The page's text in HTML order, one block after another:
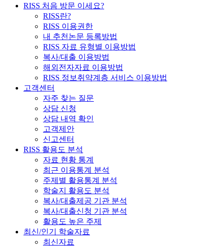
RISS 처음 방문 이세요?
RISS란?
RISS 이용권한
내 추천논문 등록방법
RISS 자료 유형별 이용방법
복사/대출 이용방법
해외전자자료 이용방법
RISS 정보취약계층 서비스 이용방법
고객센터
자주 찾는 질문
상담 신청
상담 내역 확인
고객제안
신고센터
RISS 활용도 분석
자료 현황 통계
최근 이용통계 분석
주제별 활용통계 분석
학술지 활용도 분석
복사/대출제공 기관 분석
복사/대출신청 기관 분석
활용도 높은 주제
최신/인기 학술자료
최신자료